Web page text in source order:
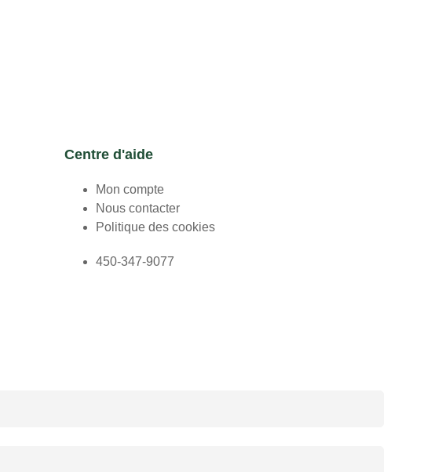
Centre d'aide
Mon compte
Nous contacter
Politique des cookies
450-347-9077